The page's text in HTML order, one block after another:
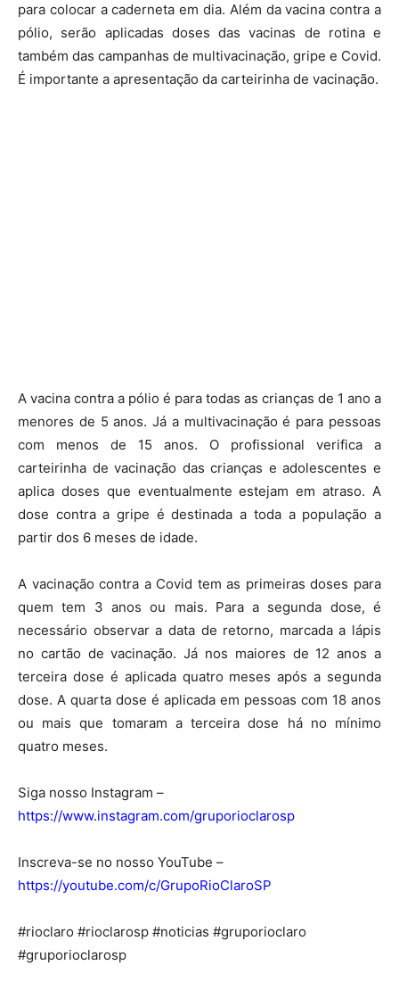
para colocar a caderneta em dia. Além da vacina contra a
pólio, serão aplicadas doses das vacinas de rotina e
também das campanhas de multivacinação, gripe e Covid.
É importante a apresentação da carteirinha de vacinação.
A vacina contra a pólio é para todas as crianças de 1 ano a
menores de 5 anos. Já a multivacinação é para pessoas
com menos de 15 anos. O profissional verifica a
carteirinha de vacinação das crianças e adolescentes e
aplica doses que eventualmente estejam em atraso. A
dose contra a gripe é destinada a toda a população a
partir dos 6 meses de idade.
A vacinação contra a Covid tem as primeiras doses para
quem tem 3 anos ou mais. Para a segunda dose, é
necessário observar a data de retorno, marcada a lápis
no cartão de vacinação. Já nos maiores de 12 anos a
terceira dose é aplicada quatro meses após a segunda
dose. A quarta dose é aplicada em pessoas com 18 anos
ou mais que tomaram a terceira dose há no mínimo
quatro meses.
Siga nosso Instagram –
https://www.instagram.com/gruporioclarosp
Inscreva-se no nosso YouTube –
https://youtube.com/c/GrupoRioClaroSP
#rioclaro #rioclarosp #noticias #gruporioclaro
#gruporioclarosp